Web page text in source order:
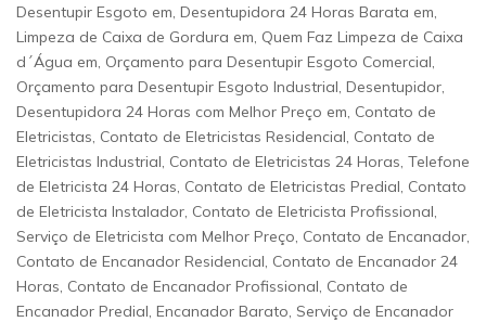
Desentupir Esgoto em, Desentupidora 24 Horas Barata em,
Limpeza de Caixa de Gordura em, Quem Faz Limpeza de Caixa
d´Água em, Orçamento para Desentupir Esgoto Comercial,
Orçamento para Desentupir Esgoto Industrial, Desentupidor,
Desentupidora 24 Horas com Melhor Preço em, Contato de
Eletricistas, Contato de Eletricistas Residencial, Contato de
Eletricistas Industrial, Contato de Eletricistas 24 Horas, Telefone
de Eletricista 24 Horas, Contato de Eletricistas Predial, Contato
de Eletricista Instalador, Contato de Eletricista Profissional,
Serviço de Eletricista com Melhor Preço, Contato de Encanador,
Contato de Encanador Residencial, Contato de Encanador 24
Horas, Contato de Encanador Profissional, Contato de
Encanador Predial, Encanador Barato, Serviço de Encanador